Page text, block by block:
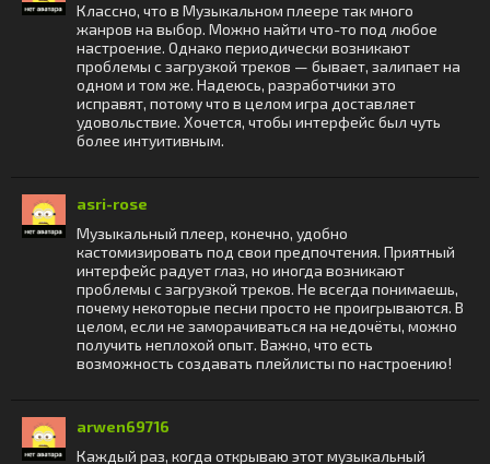
Классно, что в Музыкальном плеере так много
жанров на выбор. Можно найти что-то под любое
настроение. Однако периодически возникают
проблемы с загрузкой треков — бывает, залипает на
одном и том же. Надеюсь, разработчики это
исправят, потому что в целом игра доставляет
удовольствие. Хочется, чтобы интерфейс был чуть
более интуитивным.
asri-rose
Музыкальный плеер, конечно, удобно
кастомизировать под свои предпочтения. Приятный
интерфейс радует глаз, но иногда возникают
проблемы с загрузкой треков. Не всегда понимаешь,
почему некоторые песни просто не проигрываются. В
целом, если не заморачиваться на недочёты, можно
получить неплохой опыт. Важно, что есть
возможность создавать плейлисты по настроению!
arwen69716
Каждый раз, когда открываю этот музыкальный